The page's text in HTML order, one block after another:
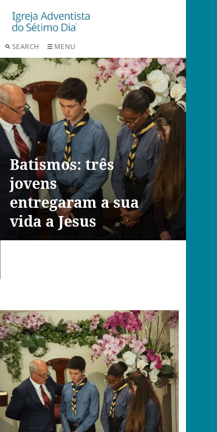
SEARCH MENU
Batismos: três
jovens
entregaram a sua
vida a Jesus